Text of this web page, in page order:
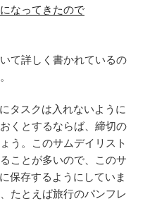
なってきたので
て詳しく書かれているの
タスクは入れないように
くとするならば、締切の
う。このサムデイリスト
ことが多いので、このサ
保存するようにしていま
たとえば旅行のパンフレ